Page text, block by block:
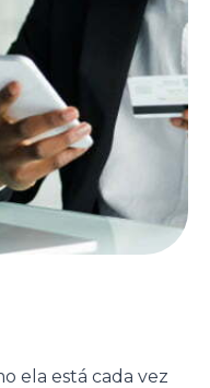
ela está cada vez